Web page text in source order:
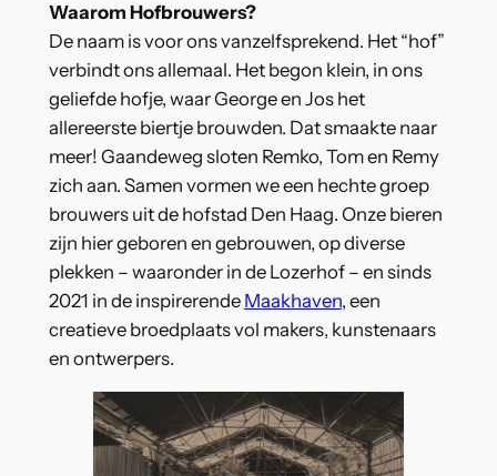
Waarom Hofbrouwers?
De naam is voor ons vanzelfsprekend. Het “hof”
verbindt ons allemaal. Het begon klein, in ons
geliefde hofje, waar George en Jos het
allereerste biertje brouwden. Dat smaakte naar
meer! Gaandeweg sloten Remko, Tom en Remy
zich aan. Samen vormen we een hechte groep
brouwers uit de hofstad Den Haag. Onze bieren
zijn hier geboren en gebrouwen, op diverse
plekken – waaronder in de Lozerhof – en sinds
2021 in de inspirerende Maakhaven, een
creatieve broedplaats vol makers, kunstenaars
en ontwerpers.